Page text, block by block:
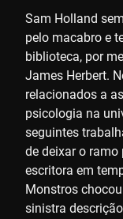
Sam Holland
pelo macabro e
biblioteca, por
James Herbert.
relacionados a
psicologia na
seguintes
de deixar o
escritora em
Monstros
sinistra